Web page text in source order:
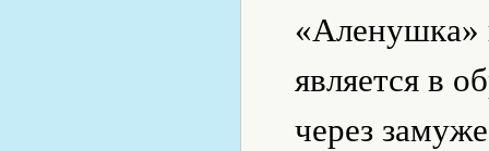
«Аленушка»
является в
через